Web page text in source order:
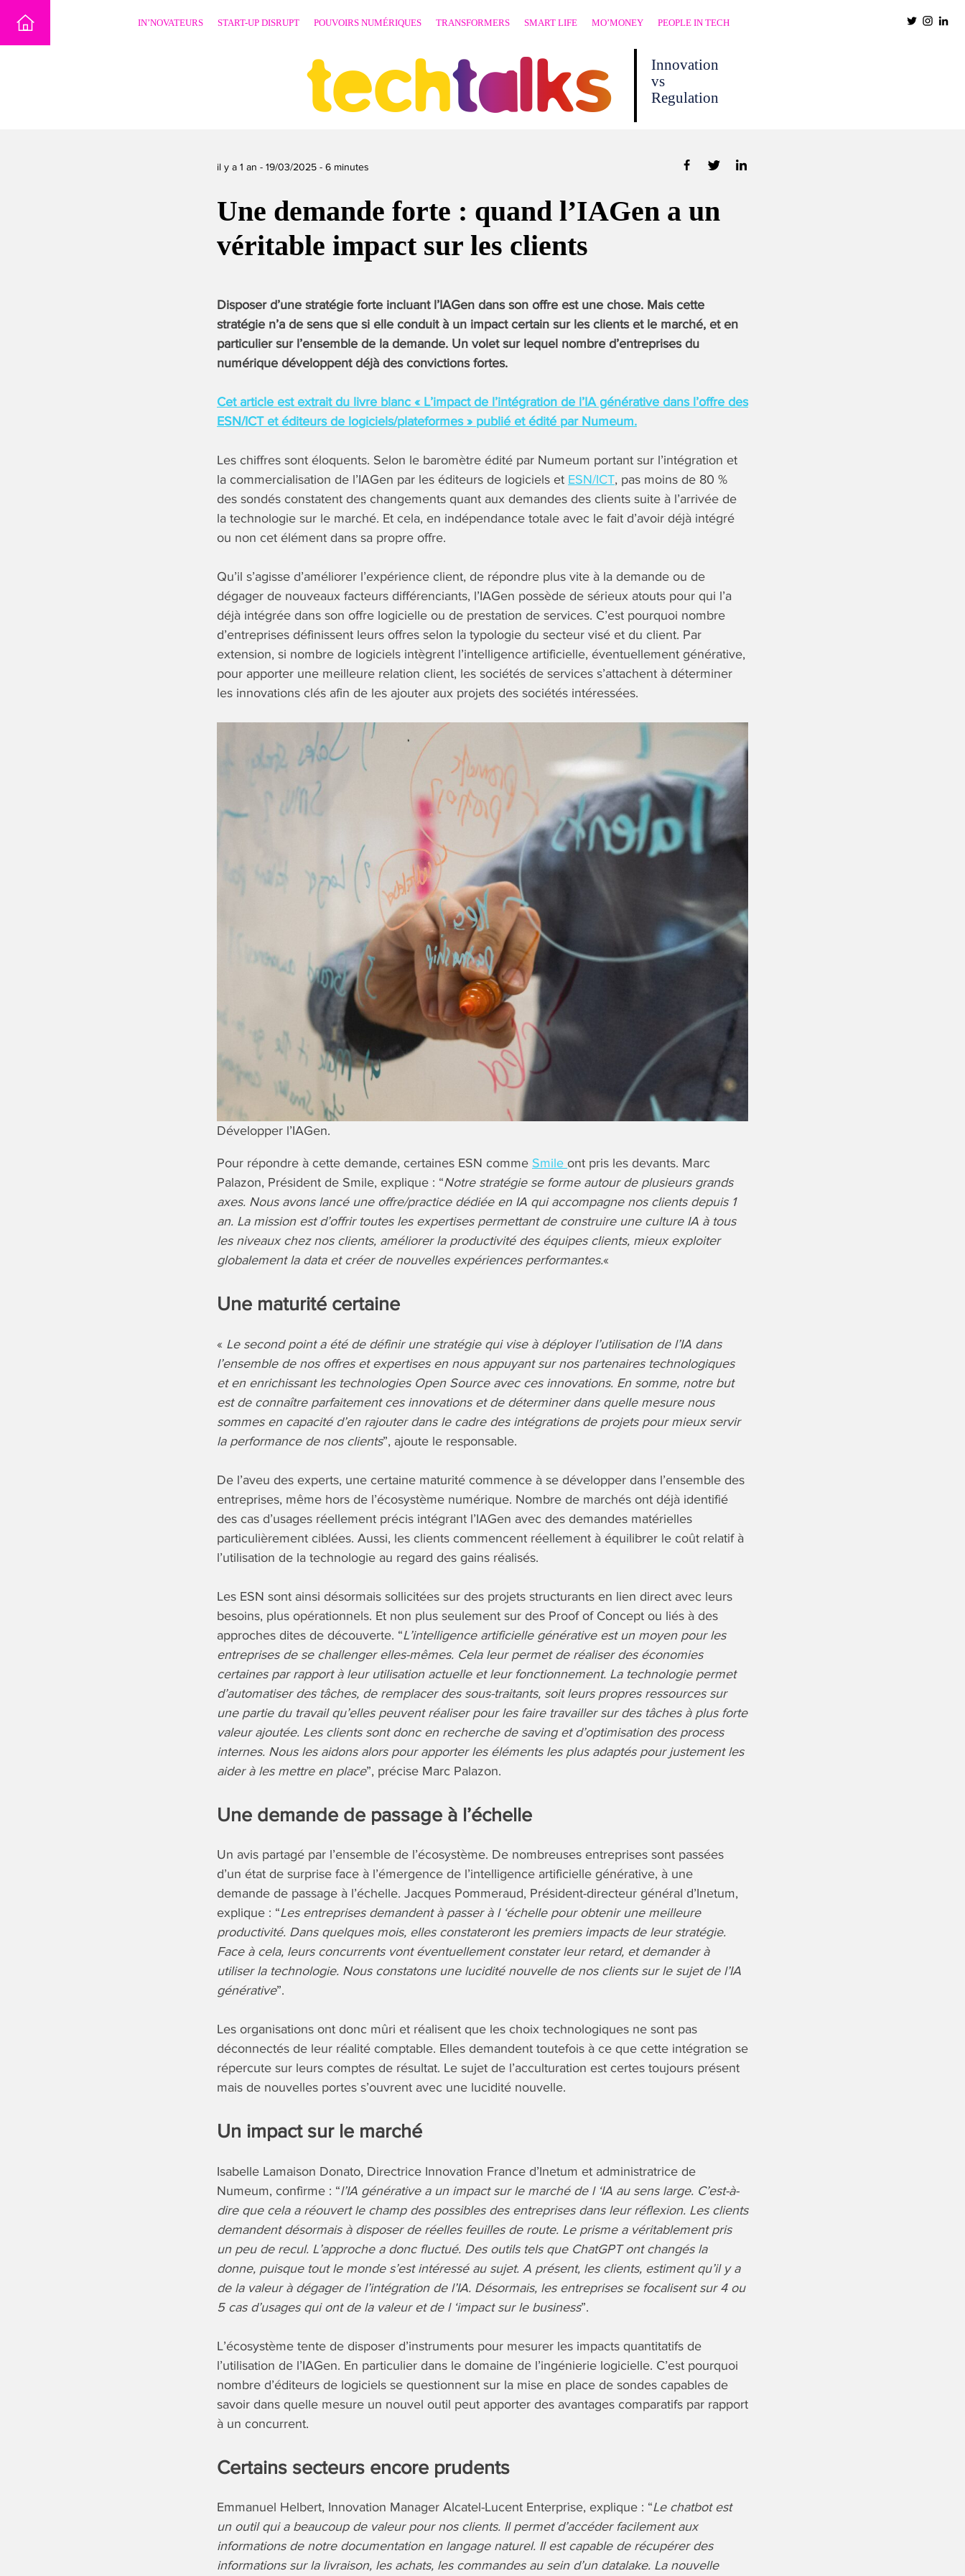
IN’NOVATEURS START-UP DISRUPT POUVOIRS NUMÉRIQUES TRANSFORMERS SMART LIFE MO’MONEY PEOPLE IN TECH
techtalks
Innovation
vs
Regulation
il y a 1 an - 19/03/2025 - 6 minutes
Une demande forte : quand l’IAGen a un
véritable impact sur les clients
Disposer d’une stratégie forte incluant l’IAGen dans son offre est une chose. Mais cette
stratégie n’a de sens que si elle conduit à un impact certain sur les clients et le marché, et en
particulier sur l’ensemble de la demande. Un volet sur lequel nombre d’entreprises du
numérique développent déjà des convictions fortes.
Cet article est extrait du livre blanc « L’impact de l’intégration de l’IA générative dans l’offre des
ESN/ICT et éditeurs de logiciels/plateformes » publié et édité par Numeum.
Les chiffres sont éloquents. Selon le baromètre édité par Numeum portant sur l’intégration et
la commercialisation de l’IAGen par les éditeurs de logiciels et ESN/ICT, pas moins de 80 %
des sondés constatent des changements quant aux demandes des clients suite à l’arrivée de
la technologie sur le marché. Et cela, en indépendance totale avec le fait d’avoir déjà intégré
ou non cet élément dans sa propre offre.
Qu’il s’agisse d’améliorer l’expérience client, de répondre plus vite à la demande ou de
dégager de nouveaux facteurs différenciants, l’IAGen possède de sérieux atouts pour qui l’a
déjà intégrée dans son offre logicielle ou de prestation de services. C’est pourquoi nombre
d’entreprises définissent leurs offres selon la typologie du secteur visé et du client. Par
extension, si nombre de logiciels intègrent l’intelligence artificielle, éventuellement générative,
pour apporter une meilleure relation client, les sociétés de services s’attachent à déterminer
les innovations clés afin de les ajouter aux projets des sociétés intéressées.
Développer l’IAGen.
Pour répondre à cette demande, certaines ESN comme Smile ont pris les devants. Marc
Palazon, Président de Smile, explique : “Notre stratégie se forme autour de plusieurs grands
axes. Nous avons lancé une offre/practice dédiée en IA qui accompagne nos clients depuis 1
an. La mission est d’offrir toutes les expertises permettant de construire une culture IA à tous
les niveaux chez nos clients, améliorer la productivité des équipes clients, mieux exploiter
globalement la data et créer de nouvelles expériences performantes.«
Une maturité certaine
« Le second point a été de définir une stratégie qui vise à déployer l’utilisation de l’IA dans
l’ensemble de nos offres et expertises en nous appuyant sur nos partenaires technologiques
et en enrichissant les technologies Open Source avec ces innovations. En somme, notre but
est de connaître parfaitement ces innovations et de déterminer dans quelle mesure nous
sommes en capacité d’en rajouter dans le cadre des intégrations de projets pour mieux servir
la performance de nos clients”, ajoute le responsable.
De l’aveu des experts, une certaine maturité commence à se développer dans l’ensemble des
entreprises, même hors de l’écosystème numérique. Nombre de marchés ont déjà identifié
des cas d’usages réellement précis intégrant l’IAGen avec des demandes matérielles
particulièrement ciblées. Aussi, les clients commencent réellement à équilibrer le coût relatif à
l’utilisation de la technologie au regard des gains réalisés.
Les ESN sont ainsi désormais sollicitées sur des projets structurants en lien direct avec leurs
besoins, plus opérationnels. Et non plus seulement sur des Proof of Concept ou liés à des
approches dites de découverte. “L’intelligence artificielle générative est un moyen pour les
entreprises de se challenger elles-mêmes. Cela leur permet de réaliser des économies
certaines par rapport à leur utilisation actuelle et leur fonctionnement. La technologie permet
d’automatiser des tâches, de remplacer des sous-traitants, soit leurs propres ressources sur
une partie du travail qu’elles peuvent réaliser pour les faire travailler sur des tâches à plus forte
valeur ajoutée. Les clients sont donc en recherche de saving et d’optimisation des process
internes. Nous les aidons alors pour apporter les éléments les plus adaptés pour justement les
aider à les mettre en place”, précise Marc Palazon.
Une demande de passage à l’échelle
Un avis partagé par l’ensemble de l’écosystème. De nombreuses entreprises sont passées
d’un état de surprise face à l’émergence de l’intelligence artificielle générative, à une
demande de passage à l’échelle. Jacques Pommeraud, Président-directeur général d’Inetum,
explique : “Les entreprises demandent à passer à l ‘échelle pour obtenir une meilleure
productivité. Dans quelques mois, elles constateront les premiers impacts de leur stratégie.
Face à cela, leurs concurrents vont éventuellement constater leur retard, et demander à
utiliser la technologie. Nous constatons une lucidité nouvelle de nos clients sur le sujet de l’IA
générative”.
Les organisations ont donc mûri et réalisent que les choix technologiques ne sont pas
déconnectés de leur réalité comptable. Elles demandent toutefois à ce que cette intégration se
répercute sur leurs comptes de résultat. Le sujet de l’acculturation est certes toujours présent
mais de nouvelles portes s’ouvrent avec une lucidité nouvelle.
Un impact sur le marché
Isabelle Lamaison Donato, Directrice Innovation France d’Inetum et administratrice de
Numeum, confirme : “l’IA générative a un impact sur le marché de l ‘IA au sens large. C’est-à-
dire que cela a réouvert le champ des possibles des entreprises dans leur réflexion. Les clients
demandent désormais à disposer de réelles feuilles de route. Le prisme a véritablement pris
un peu de recul. L’approche a donc fluctué. Des outils tels que ChatGPT ont changés la
donne, puisque tout le monde s’est intéressé au sujet. A présent, les clients, estiment qu’il y a
de la valeur à dégager de l’intégration de l’IA. Désormais, les entreprises se focalisent sur 4 ou
5 cas d’usages qui ont de la valeur et de l ‘impact sur le business”.
L’écosystème tente de disposer d’instruments pour mesurer les impacts quantitatifs de
l’utilisation de l’IAGen. En particulier dans le domaine de l’ingénierie logicielle. C’est pourquoi
nombre d’éditeurs de logiciels se questionnent sur la mise en place de sondes capables de
savoir dans quelle mesure un nouvel outil peut apporter des avantages comparatifs par rapport
à un concurrent.
Certains secteurs encore prudents
Emmanuel Helbert, Innovation Manager Alcatel-Lucent Enterprise, explique : “Le chatbot est
un outil qui a beaucoup de valeur pour nos clients. Il permet d’accéder facilement aux
informations de notre documentation en langage naturel. Il est capable de récupérer des
informations sur la livraison, les achats, les commandes au sein d’un datalake. La nouvelle